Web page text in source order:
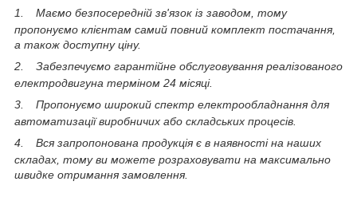
1.
Маємо безпосередній зв'язок із заводом, тому
пропонуємо клієнтам самий повний комплект постачання,
а також доступну ціну.
2.
Забезпечуємо гарантійне обслуговування реалізованого
електродвигуна терміном 24 місяці.
3.
Пропонуємо широкий спектр електрообладнання для
автоматизації виробничих або складських процесів.
4.
Вся запропонована продукція є в наявності на наших
складах, тому ви можете розраховувати на максимально
швидке отримання замовлення.